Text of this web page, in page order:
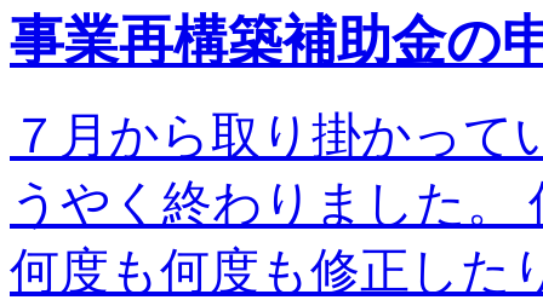
事業再構築補助金の
７月から取り掛かっ
うやく終わりました。
何度も何度も修正した